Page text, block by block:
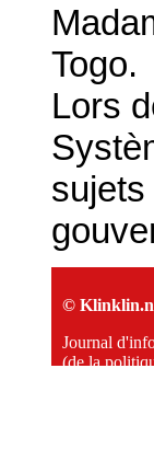
Togo.
Lors
©
Journal
(de la